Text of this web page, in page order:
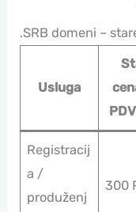
.SRB domeni –
Usluga
Registracij
a /
produženj
300